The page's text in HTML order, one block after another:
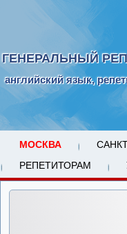
ГЕНЕРАЛЬНЫЙ
английский язык,
МОСКВА
РЕПЕТИТОРАМ